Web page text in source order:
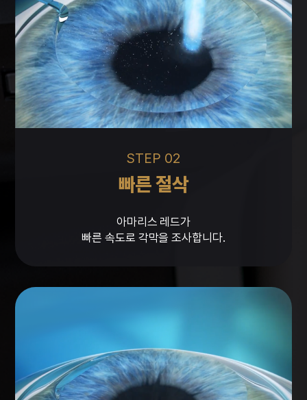
STEP 02
빠른 절삭
아마리스 레드가
빠른 속도로 각막을 조사합니다.